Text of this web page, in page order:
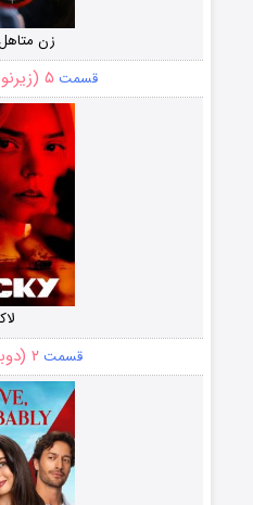
زن
قسمت ۵ (زیرنویس)
قسمت ۲ (دوبله)